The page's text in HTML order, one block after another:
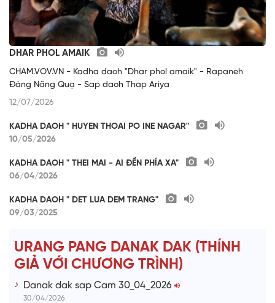
DHAR PHOL AMAIK
CHAM.VOV.VN - Kadha daoh "Dhar phol amaik" - Rapaneh
Đàng Năng Quạ - Sap daoh Thap Ariya
12/07/2026
KADHA DAOH " HUYEN THOAI PO INE NAGAR"
10/05/2026
KADHA DAOH " THEI MAI - AI ĐỀN PHÍA XA"
06/04/2026
KADHA DAOH " DET LUA DEM TRANG"
09/03/2025
URANG PANG DANAK DAK (THÍNH
GIẢ VỚI CHƯƠNG TRÌNH)
Danak dak sap Cam 30_04_2026
30/04/2026